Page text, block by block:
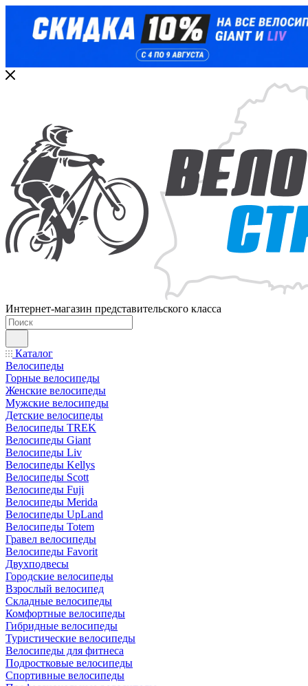
Интернет-магазин представительского класса
Каталог
Велосипеды
Горные велосипеды
Женские велосипеды
Мужские велосипеды
Детские велосипеды
Велосипеды TREK
Велосипеды Giant
Велосипеды Liv
Велосипеды Kellys
Велосипеды Scott
Велосипеды Fuji
Велосипеды Merida
Велосипеды UpLand
Велосипеды Totem
Гравел велосипеды
Велосипеды Favorit
Двухподвесы
Городские велосипеды
Взрослый велосипед
Складные велосипеды
Комфортные велосипеды
Гибридные велосипеды
Туристические велосипеды
Велосипеды для фитнеса
Подростковые велосипеды
Спортивные велосипеды